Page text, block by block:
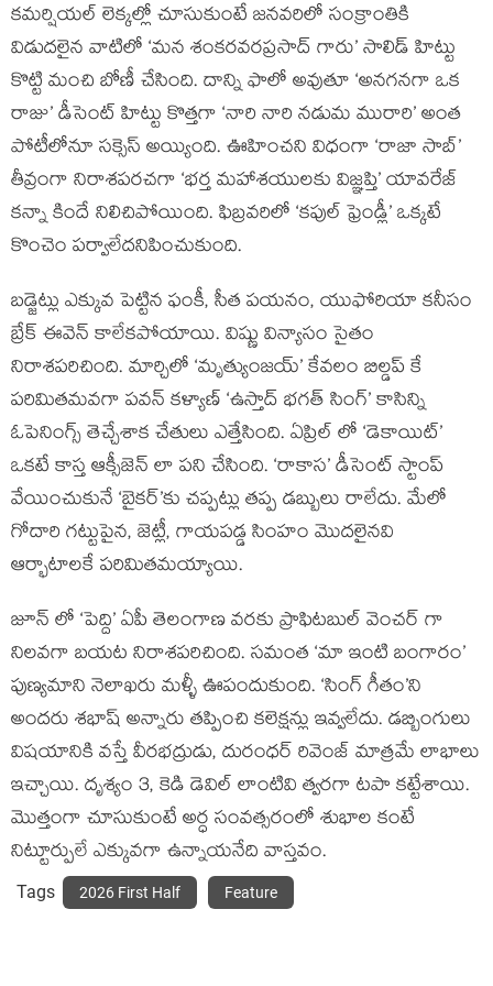
కమర్షియల్ లెక్కల్లో చూసుకుంటే జనవరిలో సంక్రాంతికి
విడుదలైన వాటిలో ‘మన శంకరవరప్రసాద్ గారు’ సాలిడ్ హిట్టు
కొట్టి మంచి బోణీ చేసింది. దాన్ని ఫాలో అవుతూ ‘అనగనగా ఒక
రాజు’ డీసెంట్ హిట్టు కొత్తగా ‘నారి నారి నడుమ మురారి’ అంత
పోటీలోనూ సక్సెస్ అయ్యింది. ఊహించని విధంగా ‘రాజా సాబ్’
తీవ్రంగా నిరాశపరచగా ‘భర్త మహాశయులకు విజ్ఞప్తి’ యావరేజ్
కన్నా కిందే నిలిచిపోయింది. ఫిబ్రవరిలో ‘కపుల్ ఫ్రెండ్లీ’ ఒక్కటే
కొంచెం పర్వాలేదనిపించుకుంది.
బడ్జెట్లు ఎక్కువ పెట్టిన ఫంకీ, సీత పయనం, యుఫోరియా కనీసం
బ్రేక్ ఈవెన్ కాలేకపోయాయి. విష్ణు విన్యాసం సైతం
నిరాశపరిచింది. మార్చిలో ‘మృత్యుంజయ్’ కేవలం బిల్డప్ కే
పరిమితమవగా పవన్ కళ్యాణ్ ‘ఉస్తాద్ భగత్ సింగ్’ కాసిన్ని
ఓపెనింగ్స్ తెచ్చేశాక చేతులు ఎత్తేసింది. ఏప్రిల్ లో ‘డెకాయిట్’
ఒకటే కాస్త ఆక్సీజెన్ లా పని చేసింది. ‘రాకాస’ డీసెంట్ స్టాంప్
వేయించుకునే ‘బైకర్’కు చప్పట్లు తప్ప డబ్బులు రాలేదు. మేలో
గోదారి గట్టుపైన, జెట్లీ, గాయపడ్డ సింహం మొదలైనవి
ఆర్భాటాలకే పరిమితమయ్యాయి.
జూన్ లో ‘పెద్ది’ ఏపీ తెలంగాణ వరకు ప్రాఫిటబుల్ వెంచర్ గా
నిలవగా బయట నిరాశపరిచింది. సమంత ‘మా ఇంటి బంగారం’
పుణ్యమాని నెలాఖరు మళ్ళీ ఊపందుకుంది. ‘సింగ్ గీతం’ని
అందరు శభాష్ అన్నారు తప్పించి కలెక్షన్లు ఇవ్వలేదు. డబ్బింగులు
విషయానికి వస్తే వీరభద్రుడు, దురంధర్ రివెంజ్ మాత్రమే లాభాలు
ఇచ్చాయి. దృశ్యం 3, కెడి డెవిల్ లాంటివి త్వరగా టపా కట్టేశాయి.
మొత్తంగా చూసుకుంటే అర్ధ సంవత్సరంలో శుభాల కంటే
నిట్టూర్పులే ఎక్కువగా ఉన్నాయనేది వాస్తవం.
Tags 2026 First Half Feature